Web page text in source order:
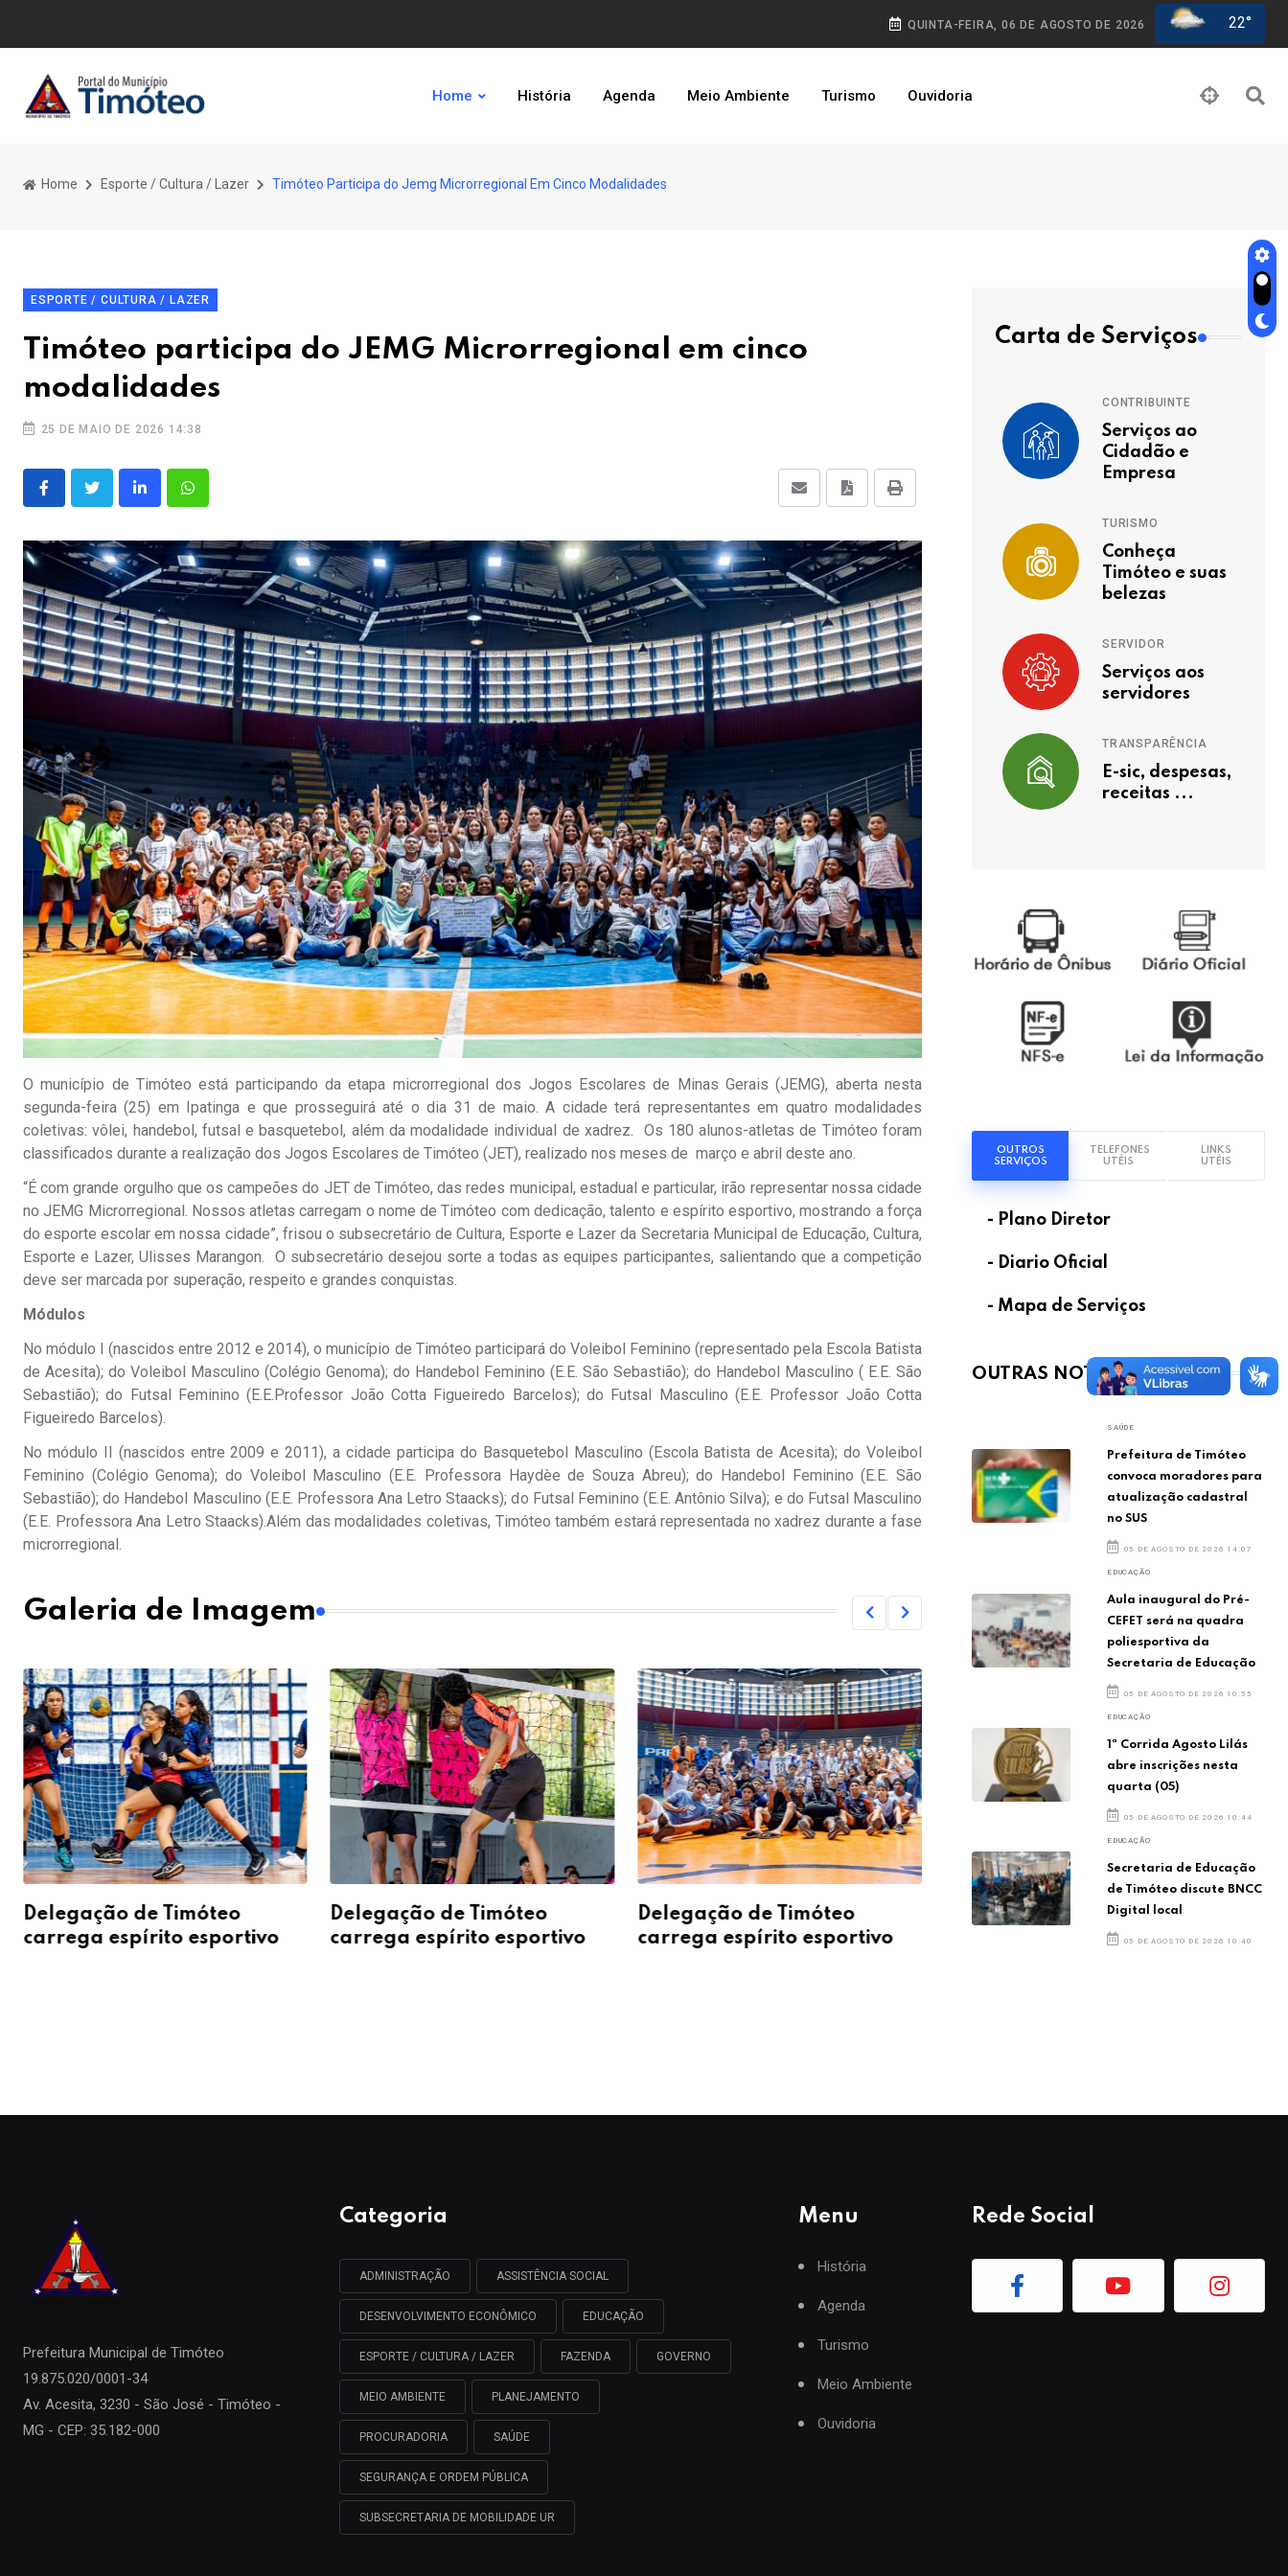
QUINTA-FEIRA, 06 DE AGOSTO DE 2026 22°
Home História Agenda Meio Ambiente Turismo Ouvidoria
Home Esporte / Cultura / Lazer Timóteo Participa do Jemg Microrregional Em Cinco Modalidades
ESPORTE / CULTURA / LAZER
Timóteo participa do JEMG Microrregional em cinco
modalidades
25 DE MAIO DE 2026 14:38
O município de Timóteo está participando da etapa microrregional dos Jogos Escolares de Minas Gerais (JEMG), aberta nesta
segunda-feira (25) em Ipatinga e que prosseguirá até o dia 31 de maio. A cidade terá representantes em quatro modalidades
coletivas: vôlei, handebol, futsal e basquetebol, além da modalidade individual de xadrez. Os 180 alunos-atletas de Timóteo foram
classificados durante a realização dos Jogos Escolares de Timóteo (JET), realizado nos meses de março e abril deste ano.
“É com grande orgulho que os campeões do JET de Timóteo, das redes municipal, estadual e particular, irão representar nossa cidade
no JEMG Microrregional. Nossos atletas carregam o nome de Timóteo com dedicação, talento e espírito esportivo, mostrando a força
do esporte escolar em nossa cidade”, frisou o subsecretário de Cultura, Esporte e Lazer da Secretaria Municipal de Educação, Cultura,
Esporte e Lazer, Ulisses Marangon. O subsecretário desejou sorte a todas as equipes participantes, salientando que a competição
deve ser marcada por superação, respeito e grandes conquistas.
Módulos
No módulo I (nascidos entre 2012 e 2014), o município de Timóteo participará do Voleibol Feminino (representado pela Escola Batista
de Acesita); do Voleibol Masculino (Colégio Genoma); do Handebol Feminino (E.E. São Sebastião); do Handebol Masculino ( E.E. São
Sebastião); do Futsal Feminino (E.E.Professor João Cotta Figueiredo Barcelos); do Futsal Masculino (E.E. Professor João Cotta
Figueiredo Barcelos).
No módulo II (nascidos entre 2009 e 2011), a cidade participa do Basquetebol Masculino (Escola Batista de Acesita); do Voleibol
Feminino (Colégio Genoma); do Voleibol Masculino (E.E. Professora Haydèe de Souza Abreu); do Handebol Feminino (E.E. São
Sebastião); do Handebol Masculino (E.E. Professora Ana Letro Staacks); do Futsal Feminino (E.E. Antônio Silva); e do Futsal Masculino
(E.E. Professora Ana Letro Staacks).Além das modalidades coletivas, Timóteo também estará representada no xadrez durante a fase
microrregional.
Galeria de Imagem
Delegação de Timóteo
carrega espírito esportivo
Delegação de Timóteo
carrega espírito esportivo
Delegação de Timóteo
carrega espírito esportivo
Delegação de Timóteo
carrega espírito esportivo
Carta de Serviços
CONTRIBUINTE
Serviços ao
Cidadão e
Empresa
TURISMO
Conheça
Timóteo e suas
belezas
SERVIDOR
Serviços aos
servidores
TRANSPARÊNCIA
E-sic, despesas,
receitas ...
OUTROS
SERVIÇOS
TELEFONES
UTÉIS
LINKS
UTÉIS
- Plano Diretor
- Diario Oficial
- Mapa de Serviços
OUTRAS NOTÍCIAS
SAÚDE
Prefeitura de Timóteo
convoca moradores para
atualização cadastral
no SUS
05 DE AGOSTO DE 2026 14:07
EDUCAÇÃO
Aula inaugural do Pré-
CEFET será na quadra
poliesportiva da
Secretaria de Educação
05 DE AGOSTO DE 2026 10:55
EDUCAÇÃO
1ª Corrida Agosto Lilás
abre inscrições nesta
quarta (05)
05 DE AGOSTO DE 2026 10:44
EDUCAÇÃO
Secretaria de Educação
de Timóteo discute BNCC
Digital local
05 DE AGOSTO DE 2026 10:40
Prefeitura Municipal de Timóteo
19.875.020/0001-34
Av. Acesita, 3230 - São José - Timóteo -
MG - CEP: 35.182-000
Categoria
ADMINISTRAÇÃO ASSISTÊNCIA SOCIAL
DESENVOLVIMENTO ECONÔMICO EDUCAÇÃO
ESPORTE / CULTURA / LAZER FAZENDA GOVERNO
MEIO AMBIENTE PLANEJAMENTO
PROCURADORIA SAÚDE
SEGURANÇA E ORDEM PÚBLICA
SUBSECRETARIA DE MOBILIDADE UR
Menu
História
Agenda
Turismo
Meio Ambiente
Ouvidoria
Rede Social